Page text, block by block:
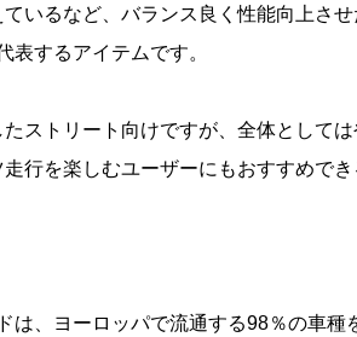
いるなど、バランス良く性能向上さ
するアイテムです。
ストリート向けですが、全体として
行を楽しむユーザーにもおすすめでき
は、ヨーロッパで流通する98％の車種